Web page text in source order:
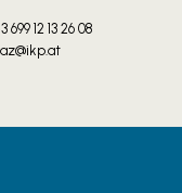
699 12 13 26 08